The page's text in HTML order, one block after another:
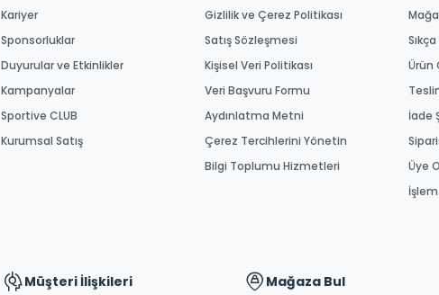
Kariyer
Sponsorluklar
Duyurular ve Etkinlikler
Kampanyalar
Sportive CLUB
Kurumsal Satış
Gizlilik ve Çerez Politikası
Satış Sözleşmesi
Kişisel Veri Politikası
Veri Başvuru Formu
Aydınlatma Metni
Çerez Tercihlerini Yönetin
Bilgi Toplumu Hizmetleri
Ürün
İade
Üye
Müşteri İlişkileri Mağaza Bul